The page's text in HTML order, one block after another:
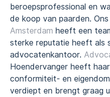
beroepsprofessional en
de koop van paarden. Ons
Amsterdam heeft een
sterke reputatie heeft als
advocatenkantoor.
Hoendervanger heeft
conformiteit- en
verdiept en brengt graag